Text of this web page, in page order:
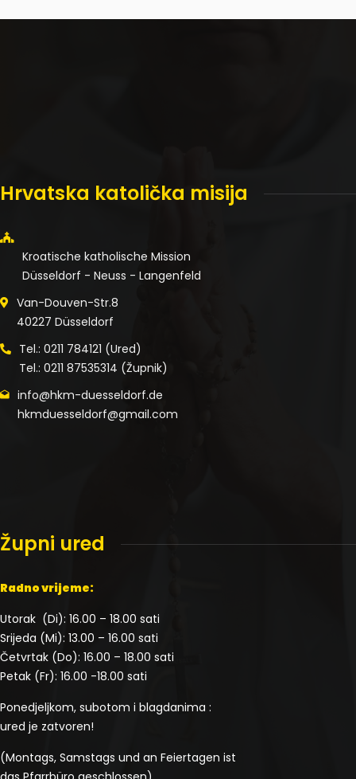
Hrvatska katolička misija
Kroatische katholische Mission
Düsseldorf - Neuss - Langenfeld
Van-Douven-Str.8
40227 Düsseldorf
Tel.: 0211 784121 (Ured)
Tel.: 0211 87535314 (Župnik)
info@hkm-duesseldorf.de
hkmduesseldorf@gmail.com
Župni ured
Radno vrijeme:
Utorak (Di): 16.00 – 18.00 sati
Srijeda (Mi): 13.00 – 16.00 sati
Četvrtak (Do): 16.00 – 18.00 sati
Petak (Fr): 16.00 -18.00 sati
Ponedjeljkom, subotom i blagdanima :
ured je zatvoren!
(Montags, Samstags und an Feiertagen ist